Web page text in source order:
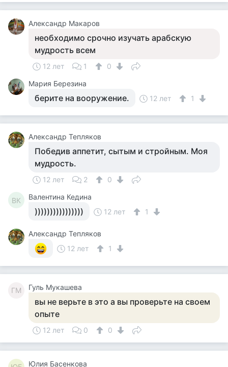
Александр Макаров
необходимо срочно изучать арабскую
мудрость всем
12 лет 1
0
Мария Березина
берите на вооружение. 12 лет 1
Александр Тепляков
Победив аппетит, сытым и стройным. Моя
мудрость.
12 лет 2 0
ВК Валентина Кедина
)))))))))))))))) 12 лет 1
Александр Тепляков
12 лет
1
ГМ Гуль Мукашева
вы не верьте в это а вы проверьте на своем
опыте
12 лет 0 0
Юлия Басенкова